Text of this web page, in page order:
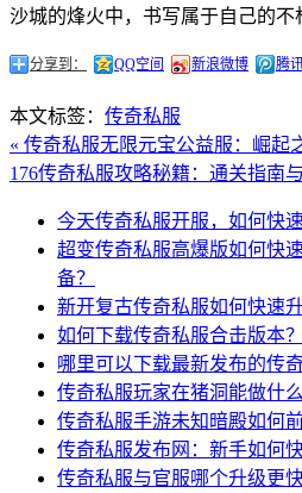
沙城的烽火中，书写属于自己的不
分享到： QQ空间 新浪微博 腾
本文标签： 传奇私服
« 传奇私服无限元宝公益服：崛起
176传奇私服攻略秘籍：通关指南
今天传奇私服开服，如何快
超变传奇私服高爆版如何快
备？
新开复古传奇私服如何快速
如何下载传奇私服合击版本
哪里可以下载最新发布的传
传奇私服玩家在猪洞能做什
传奇私服手游未知暗殿如何
传奇私服发布网：新手如何
传奇私服与官服哪个升级更